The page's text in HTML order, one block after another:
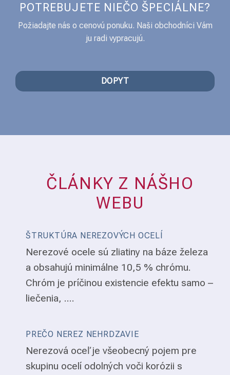
POTREBUJETE NIEČO ŠPECIÁLNE?
Požiadajte nás o cenovú ponuku. Naši obchodníci Vám
ju radi vypracujú.
DOPYT
ČLÁNKY Z NÁŠHO
WEBU
ŠTRUKTÚRA NEREZOVÝCH OCELÍ
Nerezové ocele sú zliatiny na báze železa
a obsahujú minimálne 10,5 % chrómu.
Chróm je príčinou existencie efektu samo –
liečenia, ....
PREČO NEREZ NEHRDZAVIE
Nerezová oceľ je všeobecný pojem pre
skupinu ocelí odolných voči korózii s